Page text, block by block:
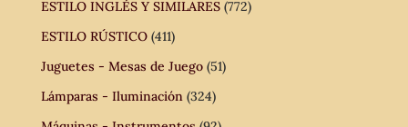
ESTILO INGLÉS Y SIMILARES (772)
ESTILO RÚSTICO (411)
Juguetes - Mesas de Juego (51)
Lámparas - Iluminación (324)